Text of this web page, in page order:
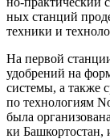
ных стан­ций
тех­ни­ки и
На пер­вой
удоб­ре­ний на
систе­мы, а так­же
по тех­но­ло­ги­ям
была
ки Баш­кор­то­стан,